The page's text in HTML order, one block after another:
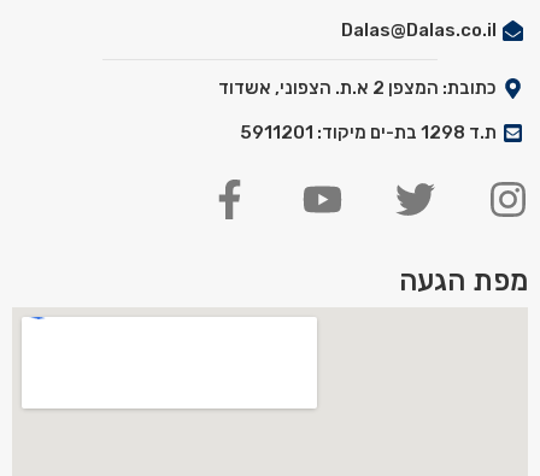
Dalas@Dalas.co.il
כתובת: המצפן 2 א.ת. הצפוני, אשדוד
ת.ד 1298 בת-ים מיקוד: 5911201
מפת הגעה